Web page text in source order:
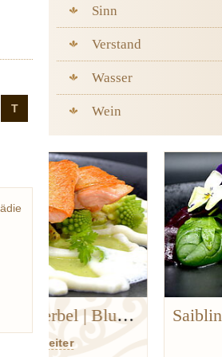
T
Sinn
Verstand
Wasser
Wein
Saiblingstatar